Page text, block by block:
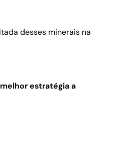
desses minerais na
estratégia a